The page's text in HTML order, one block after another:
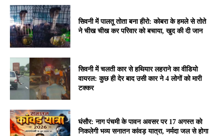
सिवनी में पालतू तोता बना हीरो: कोबरा के हमले से तोते
ने चीख चीख कर परिवार को बचाया, खुद की दी जान
सिवनी में चलती कार से हथियार लहराने का वीडियो
वायरल: कुछ ही देर बाद उसी कार ने 4 लोगों को मारी
टक्कर
घंसौर: नाग पंचमी के पावन अवसर पर 17 अगस्त को
निकलेगी भव्य सनातन कांवड़ यात्रा, नर्मदा जल से होगा